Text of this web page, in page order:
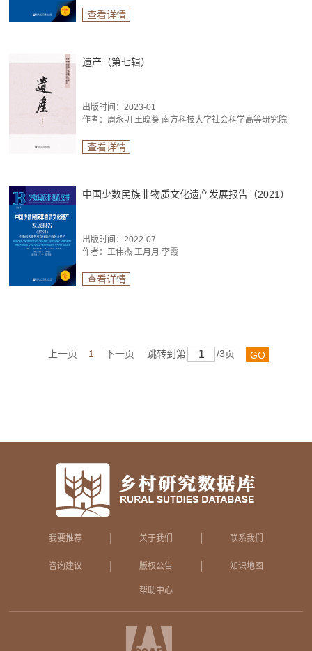
查看详情
遗产（第七辑）
出版时间：2023-01
作者：周永明 王晓葵 南方科技大学社会科学高等研究院
查看详情
中国少数民族非物质文化遗产发展报告（2021）
出版时间：2022-07
作者：王伟杰 王月月 李霞
查看详情
上一页 1 下一页 跳转到第 /3页 GO
我要推荐 关于我们 联系我们
咨询建议 版权公告 知识地图
帮助中心